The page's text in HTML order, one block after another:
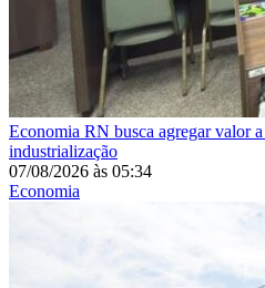
Economia RN busca agregar valor
industrialização
07/08/2026 às 05:34
Economia